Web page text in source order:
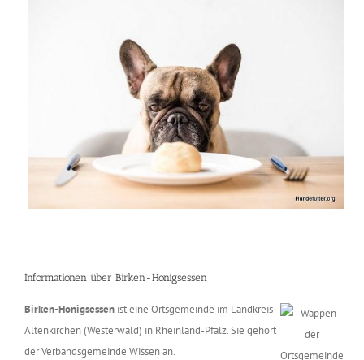
Informationen über Birken-Honigsessen
Birken-Honigsessen ist eine Ortsgemeinde im Landkreis
Altenkirchen (Westerwald) in Rheinland-Pfalz. Sie gehört
der Verbandsgemeinde Wissen an.